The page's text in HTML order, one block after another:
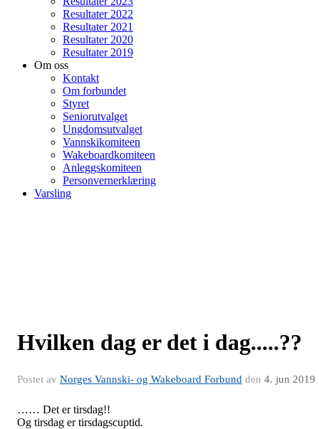
Resultater 2022
Resultater 2021
Resultater 2020
Resultater 2019
Om oss
Kontakt
Om forbundet
Styret
Seniorutvalget
Ungdomsutvalget
Vannskikomiteen
Wakeboardkomiteen
Anleggskomiteen
Personvernerklæring
Varsling
Hvilken dag er det i dag.....??
Postet av Norges Vannski- og Wakeboard Forbund den 4. jun 2019
…… Det er tirsdag!!
Og tirsdag er tirsdagscuptid.